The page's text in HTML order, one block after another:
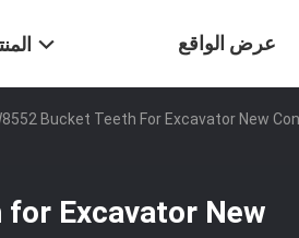
عرض الواقع
الافتراضي
Bucket Teeth For Excavator New
for Excavator New